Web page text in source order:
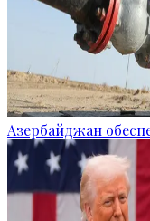
Азербайджан